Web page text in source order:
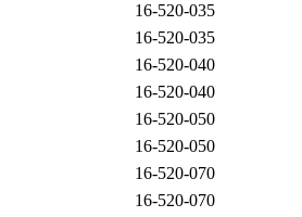
16-520-035
16-520-035
16-520-040
16-520-040
16-520-050
16-520-050
16-520-070
16-520-070